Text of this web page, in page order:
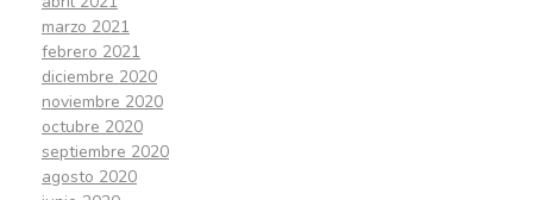
marzo 2021
febrero 2021
diciembre 2020
noviembre 2020
octubre 2020
septiembre 2020
agosto 2020